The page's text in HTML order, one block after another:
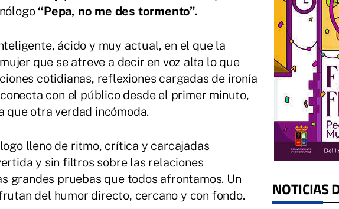
“Pepa, no me des tormento”.
ácido y muy actual, en el que la
que se atreve a decir en voz alta lo que
cotidianas, reflexiones cargadas de ironía
con el público desde el primer minuto,
que otra verdad incómoda.
lleno de ritmo, crítica y carcajadas
y sin filtros sobre las relaciones
grandes pruebas que todos afrontamos. Un
del humor directo, cercano y con fondo.
NOTICIAS